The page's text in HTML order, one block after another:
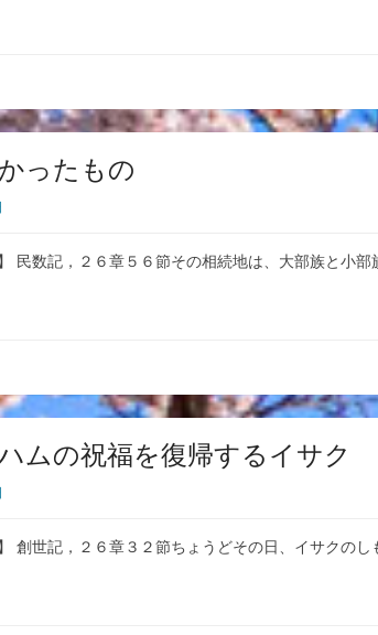
ったもの
民数記，２６章５６節その相続地は、大部族と小
ムの祝福を復帰するイサク
創世記，２６章３２節ちょうどその日、イサクの